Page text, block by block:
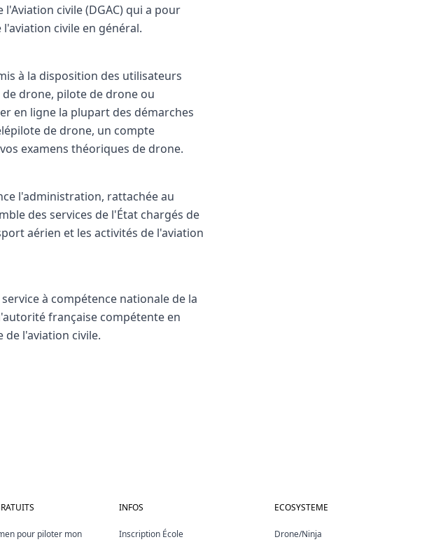
civile (DGAC) qui a pour
civile en général.
à la disposition des utilisateurs
drone, pilote de drone ou
en ligne la plupart des démarches
de drone, un compte
examens théoriques de drone.
l'administration, rattachée au
des services de l'État chargés de
aérien et les activités de l'aviation
à compétence nationale de la
française compétente en
l'aviation civile.
pour piloter mon
INFOS
Inscription École
ECOSYSTEME
Drone/Ninja